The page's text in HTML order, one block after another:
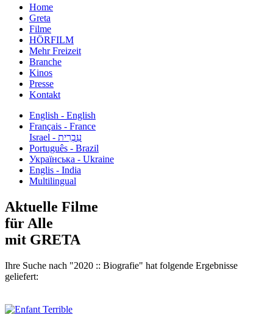
Home
Greta
Filme
HÖRFILM
Mehr Freizeit
Branche
Kinos
Presse
Kontakt
English - English
Français - France
עִבְרִית - Israel
Português - Brazil
Українська - Ukraine
Englis - India
Multilingual
Aktuelle Filme
für Alle
mit GRETA
Ihre Suche nach "2020 :: Biografie" hat folgende Ergebnisse
geliefert: